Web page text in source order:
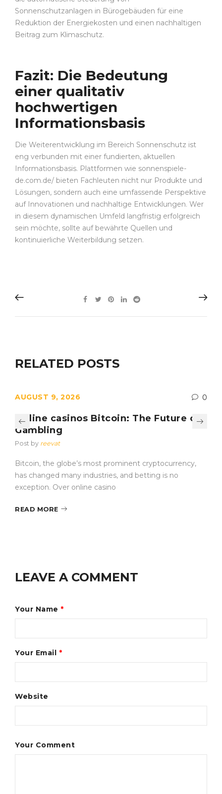
Sonnenschutzanlagen in Bürogebäuden für eine
Reduktion der Energiekosten und einen nachhaltigen
Beitrag zum Klimaschutz.
Fazit: Die Bedeutung
einer qualitativ
hochwertigen
Informationsbasis
Die Weiterentwicklung im Bereich Sonnenschutz ist
eng verbunden mit einer fundierten, aktuellen
Informationsbasis. Plattformen wie sonnenspiele-
de.com.de/ bieten Fachleuten nicht nur Produkte und
Lösungen, sondern auch eine umfassende Perspektive
auf Innovationen und nachhaltige Entwicklungen. Wer
in diesem dynamischen Umfeld langfristig erfolgreich
sein möchte, sollte auf bewährte Quellen und
kontinuierliche Weiterbildung setzen.
RELATED POSTS
AUGUST 9, 2026 0
Online casinos Bitcoin: The Future of
Gambling
Post by reevat
Bitcoin, the globe’s most prominent cryptocurrency,
has changed many industries, and betting is no
exception. Over online casino
READ MORE
LEAVE A COMMENT
Your Name *
Your Email *
Website
Your Comment